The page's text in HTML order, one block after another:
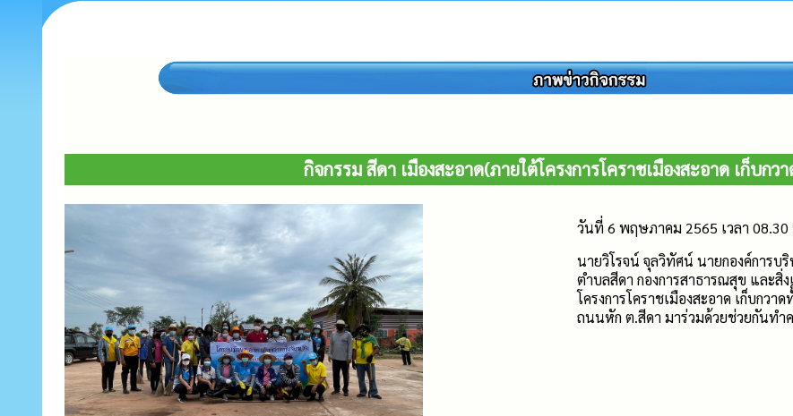
กิจกรรม สีดา เมืองสะอาด(ภายใต้โครงการโคราชเมืองสะอาด เก็บกว
วันที่ 6 พฤษภาคม 2565 เวลา 08.30
นายวิโรจน์ จุลวิทัศน์ นายกองค์การ
ตำบลสีดา กองการสาธารณสุข และสิ่
โครงการโคราชเมืองสะอาด เก็บก
ถนนหัก ต.สีดา มาร่วมด้วยช่วยกันท